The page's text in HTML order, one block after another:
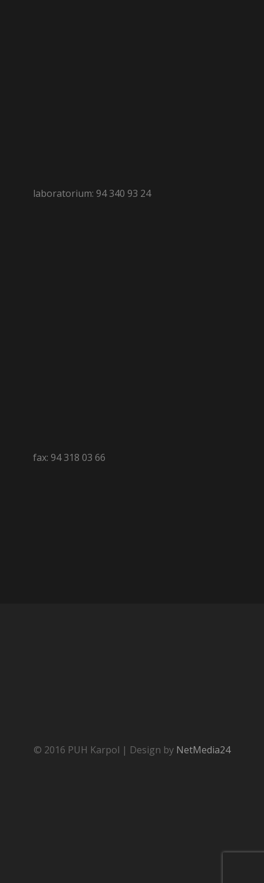
laboratorium: 94 340 93 24
fax: 94 318 03 66
© 2016 PUH Karpol | Design by NetMedia24